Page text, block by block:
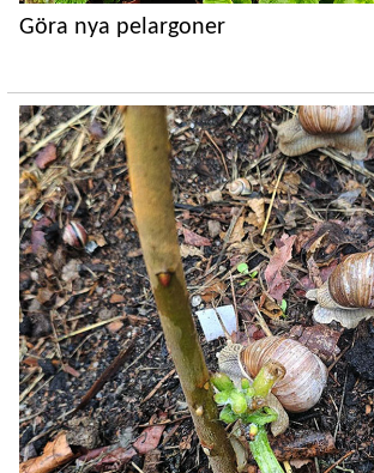
Göra nya pelargoner